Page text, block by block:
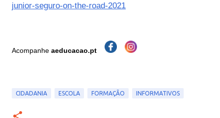
junior-seguro-on-the-road-2021
Acompanhe aeducacao.pt
CIDADANIA ESCOLA FORMAÇÃO INFORMATIVOS